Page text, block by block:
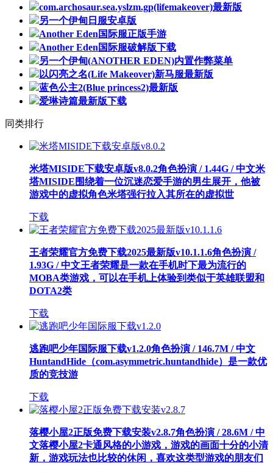
com.archosaur.sea.yslzm.gp(lifemakeover)最新版
另一个伊甸日服安卓版
Another Eden国际服正版手游
Another Eden国际服破解版下载
另一个伊甸(ANOTHER EDEN)内置作弊菜单
以闪亮之名(Life Makeover)新马服最新版
蓝色公主2(Blue princess2)最新版
爱琳诗篇最新版下载
同类排行
米塔MISIDE下载安卓版v8.0.2角色扮演 / 1.44G / 中文米
塔MISIDE围绕着一位沉迷恋爱手游的男生展开，他被
游戏中的虚拟角色米塔强行拉入其所在的虚拟世
下载
王者荣耀官方免费下载2025最新版v10.1.1.6角色扮演 /
1.93G / 中文王者荣耀是一款在手机时下最为流行的
MOBA类游戏，可以在手机上体验到类似于英雄联盟和
DOTA2类
下载
逃跑吧少年国际服下载v1.2.0角色扮演 / 146.7M / 中文
HuntandHide（com.asymmetric.huntandhide）是一款优
质的竞技游
下载
落樱小屋2正版免费下载安装v2.8.7角色扮演 / 28.6M / 中
文落樱小屋2卡通风格的小游戏，游戏的画面十分的小清
新，游戏玩法也比较的休闲，喜欢这类型游戏的朋友们